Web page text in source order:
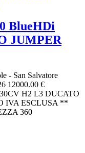
BlueHDi
JUMPER
- San Salvatore
12000.00 €
H2 L3 DUCATO
IVA ESCLUSA **
360